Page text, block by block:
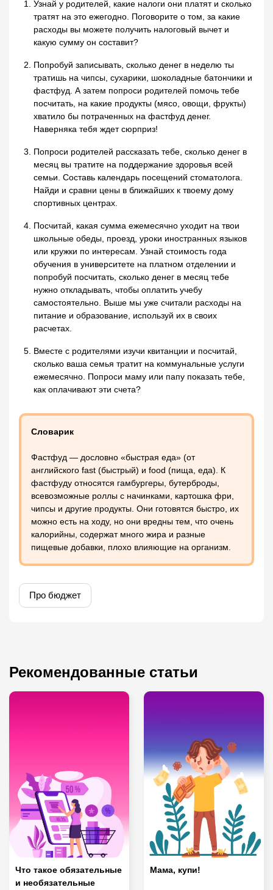
Узнай у родителей, какие налоги они платят и сколько
тратят на это ежегодно. Поговорите о том, за какие
расходы вы можете получить налоговый вычет и
какую сумму он составит?
Попробуй записывать, сколько денег в неделю ты
тратишь на чипсы, сухарики, шоколадные батончики и
фастфуд. А затем попроси родителей помочь тебе
посчитать, на какие продукты (мясо, овощи, фрукты)
хватило бы потраченных на фастфуд денег.
Наверняка тебя ждет сюрприз!
Попроси родителей рассказать тебе, сколько денег в
месяц вы тратите на поддержание здоровья всей
семьи. Составь календарь посещений стоматолога.
Найди и сравни цены в ближайших к твоему дому
спортивных центрах.
Посчитай, какая сумма ежемесячно уходит на твои
школьные обеды, проезд, уроки иностранных языков
или кружки по интересам. Узнай стоимость года
обучения в университете на платном отделении и
попробуй посчитать, сколько денег в месяц тебе
нужно откладывать, чтобы оплатить учебу
самостоятельно. Выше мы уже считали расходы на
питание и образование, используй их в своих
расчетах.
Вместе с родителями изучи квитанции и посчитай,
сколько ваша семья тратит на коммунальные услуги
ежемесячно. Попроси маму или папу показать тебе,
как оплачивают эти счета?
Словарик
Фастфуд — дословно «быстрая еда» (от
английского fast (быстрый) и food (пища, еда). К
фастфуду относятся гамбургеры, бутерброды,
всевозможные роллы с начинками, картошка фри,
чипсы и другие продукты. Они готовятся быстро, их
можно есть на ходу, но они вредны тем, что очень
калорийны, содержат много жира и разные
пищевые добавки, плохо влияющие на организм.
Про бюджет
Рекомендованные статьи
Что такое обязательные
и необязательные
Мама, купи!